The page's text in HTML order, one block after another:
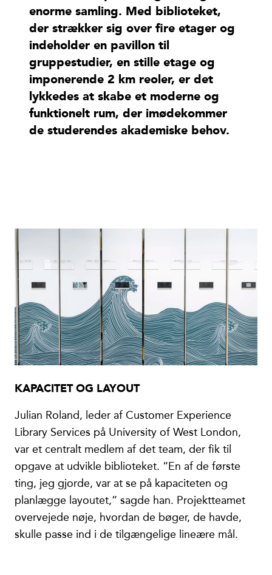
enorme samling. Med biblioteket,
der strækker sig over fire etager og
indeholder en pavillon til
gruppestudier, en stille etage og
imponerende 2 km reoler, er det
lykkedes at skabe et moderne og
funktionelt rum, der imødekommer
de studerendes akademiske behov.
KAPACITET OG LAYOUT
Julian Roland, leder af Customer Experience
Library Services på University of West London,
var et centralt medlem af det team, der fik til
opgave at udvikle biblioteket. “En af de første
ting, jeg gjorde, var at se på kapaciteten og
planlægge layoutet,” sagde han. Projektteamet
overvejede nøje, hvordan de bøger, de havde,
skulle passe ind i de tilgængelige lineære mål.